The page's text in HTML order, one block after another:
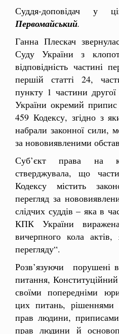
Суддя-доповідач
Первомайський.
Ганна Плескач
Суду України з
відповідність частині
першій статті 24,
пункту 1 частини другої
України окремий припис
459 Кодексу, згідно з
набрали законної сили,
за нововиявленими
Суб’єкт права на
стверджувала, що
Кодексу містить
перегляд за
слідчих суддів – яка в
КПК України
вичерпного кола актів,
перегляду“.
Розв’язуючи порушені в
питання,
своїми попередніми
цих питань, рішеннями
прав людини,
прав людини й